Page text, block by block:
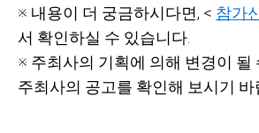
※ 내용이 더 궁금하시다면, < 참가
서 확인하실 수 있습니다.
※ 주최사의 기획에 의해 변경이 될
주최사의 공고를 확인해 보시기 바